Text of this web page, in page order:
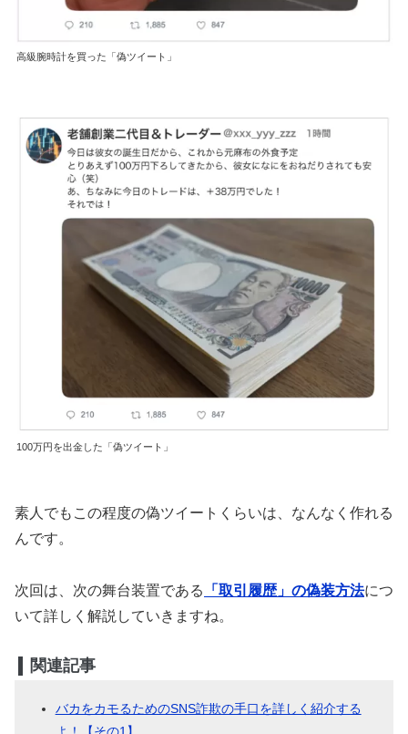
高級腕時計を買った「偽ツイート」
100万円を出金した「偽ツイート」
素人でもこの程度の偽ツイートくらいは、なんなく作れる
んです。
次回は、次の舞台装置である 「取引履歴」の偽装方法につ
いて詳しく解説していきますね。
関連記事
バカをカモるためのSNS詐欺の手口を詳しく紹介する